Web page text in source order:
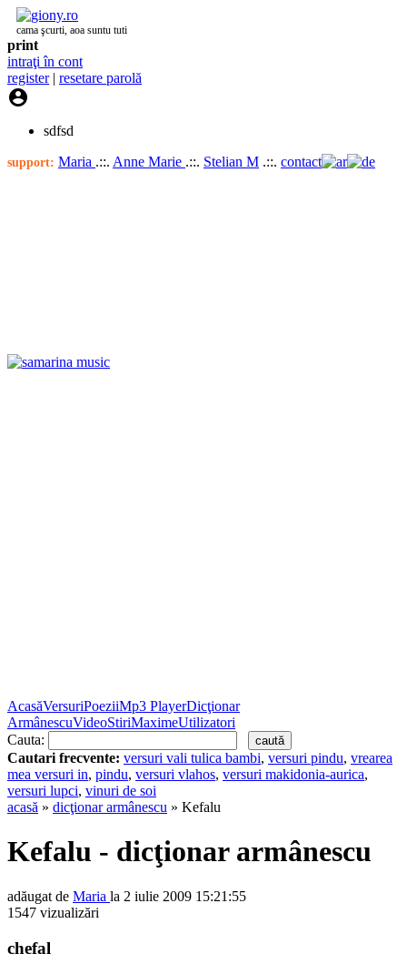
cama şcurti, aoa suntu tuti
print
intraţi în cont
register| resetare parolă

sdfsd
support: Maria .::. Anne Marie .::. Stelian M .::. contact
AcasăVersuriPoeziiMp3 PlayerDicţionar
ArmânescuVideoStiriMaximeUtilizatori
Cauta:
Cautari frecvente: versuri vali tulica bambi, versuri pindu, vrearea
mea versuri in, pindu, versuri vlahos, versuri makidonia-aurica,
versuri lupci, vinuri de soi
acasă » dicţionar armânescu » Kefalu
Kefalu - dicţionar armânescu
adăugat de Maria la 2 iulie 2009 15:21:55
1547 vizualizări
chefal